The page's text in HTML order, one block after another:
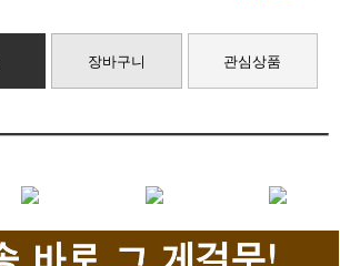
장바구니 관심상품